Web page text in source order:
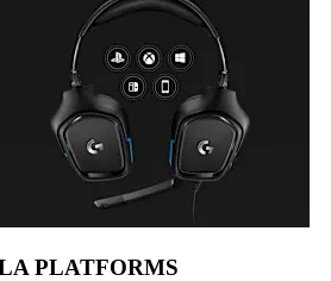
PLATFORMS